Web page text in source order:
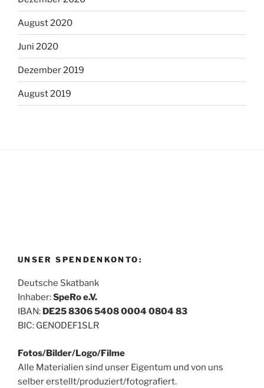
August 2020
Juni 2020
Dezember 2019
August 2019
UNSER SPENDENKONTO:
Deutsche Skatbank
Inhaber:SpeRo e.V.
IBAN: DE25 8306 5408 0004 0804 83
BIC: GENODEF1SLR
Fotos/Bilder/Logo/Filme
Alle Materialien sind unser Eigentum und von uns
selber erstellt/produziert/fotografiert.